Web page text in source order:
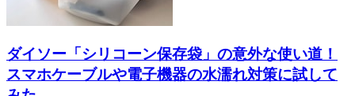
ダイソー「シリコーン保存袋」の意外な使い道！
スマホケーブルや電子機器の水濡れ対策に試して